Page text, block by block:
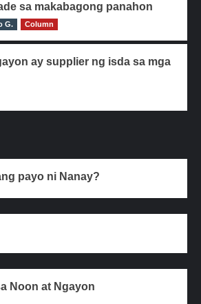
sa makabagong panahon
G. Column
ay supplier ng isda sa mga
payo ni Nanay?
Noon at Ngayon